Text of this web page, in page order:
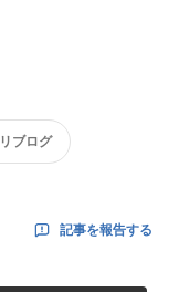
リブログ
記事を報告する